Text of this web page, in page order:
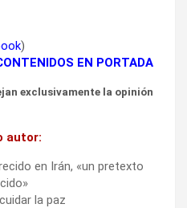
)
EN PORTADA
exclusivamente la opinión
autor:
en Irán, «un pretexto
la paz